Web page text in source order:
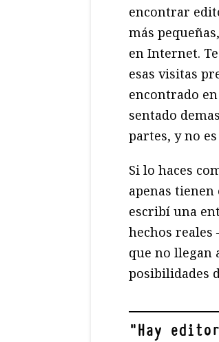
encontrar
más
en Internet.
esas visitas
encontrado
sentado
partes, y no es
Si lo haces
apenas
escribí una
hechos
que no llegan
posibilidades
"Hay